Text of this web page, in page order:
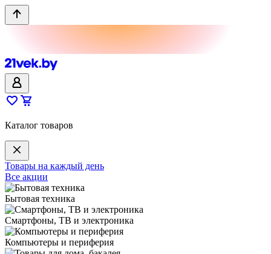
Каталог товаров
Товары на каждый день
Все акции
Бытовая техника
Смартфоны, ТВ и электроника
Компьютеры и периферия